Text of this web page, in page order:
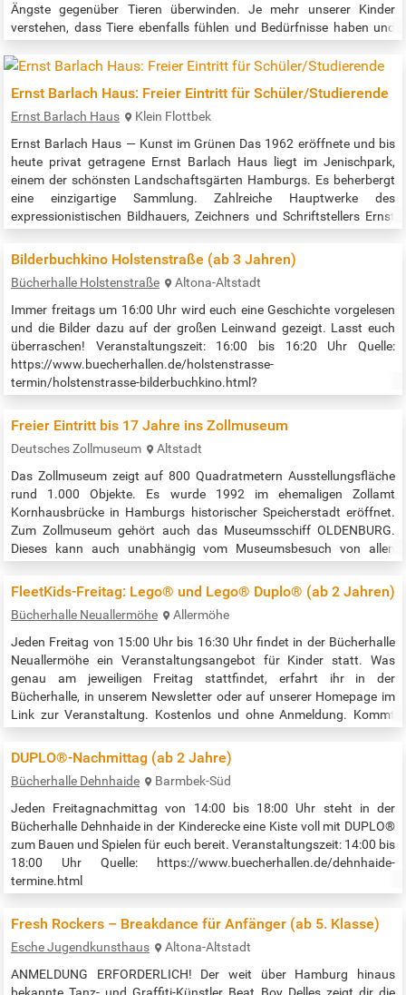
Ängste gegenüber Tieren überwinden. Je mehr unserer Kinder
verstehen, dass Tiere ebenfalls fühlen und Bedürfnisse haben und
desto mehr Erwachsene wird es geben, die unsere Gesellschaft und
Ernst Barlach Haus: Freier Eintritt für Schüler/Studierende
Ernst Barlach Haus
Klein Flottbek
Ernst Barlach Haus — Kunst im Grünen Das 1962 eröffnete und bis
heute privat getragene Ernst Barlach Haus liegt im Jenischpark,
einem der schönsten Landschaftsgärten Hamburgs. Es beherbergt
eine einzigartige Sammlung. Zahlreiche Hauptwerke des
expressionistischen Bildhauers, Zeichners und Schriftstellers Ernst
seiner kostbaren Holzskulpturen. Neben wechselnden
Bilderbuchkino Holstenstraße (ab 3 Jahren)
Bücherhalle Holstenstraße
Altona-Altstadt
Immer freitags um 16:00 Uhr wird euch eine Geschichte vorgelesen
und die Bilder dazu auf der großen Leinwand gezeigt. Lasst euch
überraschen! Veranstaltungszeit: 16:00 bis 16:20 Uhr Quelle:
https://www.buecherhallen.de/holstenstrasse-
termin/holstenstrasse-bilderbuchkino.html?
Freier Eintritt bis 17 Jahre ins Zollmuseum
Deutsches Zollmuseum
Altstadt
Das Zollmuseum zeigt auf 800 Quadratmetern Ausstellungsfläche
rund 1.000 Objekte. Es wurde 1992 im ehemaligen Zollamt
Kornhausbrücke in Hamburgs historischer Speicherstadt eröffnet.
Zum Zollmuseum gehört auch das Museumsschiff OLDENBURG.
Dieses kann auch unabhängig vom Museumsbesuch von allen
https://www.kulturlotse.de/event/museumszollboot-oldenburg-
7308757323205864787 ) Kinder und Jugendliche unter 18 Jahren
haben…
FleetKids-Freitag: Lego® und Lego® Duplo® (ab 2 Jahren)
Bücherhalle Neuallermöhe
Allermöhe
Jeden Freitag von 15:00 Uhr bis 16:30 Uhr findet in der Bücherhalle
Neuallermöhe ein Veranstaltungsangebot für Kinder statt. Was
genau am jeweiligen Freitag stattfindet, erfahrt ihr in der
Bücherhalle, in unserem Newsletter oder auf unserer Homepage im
Link zur Veranstaltung. Kostenlos und ohne Anmeldung. Kommt
Freitag von 15:00 bis 16:30 Uhr Quelle:…
DUPLO®-Nachmittag (ab 2 Jahre)
Bücherhalle Dehnhaide
Barmbek-Süd
Jeden Freitagnachmittag von 14:00 bis 18:00 Uhr steht in der
Bücherhalle Dehnhaide in der Kinderecke eine Kiste voll mit DUPLO®
zum Bauen und Spielen für euch bereit. Veranstaltungszeit: 14:00 bis
18:00 Uhr Quelle: https://www.buecherhallen.de/dehnhaide-
termine.html
Fresh Rockers – Breakdance für Anfänger (ab 5. Klasse)
Esche Jugendkunsthaus
Altona-Altstadt
ANMELDUNG ERFORDERLICH! Der weit über Hamburg hinaus